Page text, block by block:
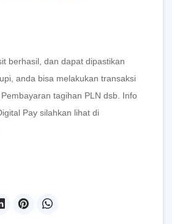
berhasil, dan dapat dipastikan
anda bisa melakukan transaksi
tagihan PLN dsb. Info
Pay silahkan lihat di